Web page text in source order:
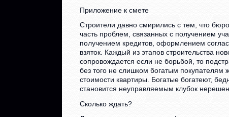
Приложение к смете
Строители давно смирились с тем, что
часть проблем, связанных с получением
получением кредитов, оформлением
взяток. Каждый из этапов строительства
сопровождается если не борьбой, то
без того не слишком богатым покупателям
стоимости квартиры. Богатые богатеют,
становится неуправляемым клубок
Сколько ждать?